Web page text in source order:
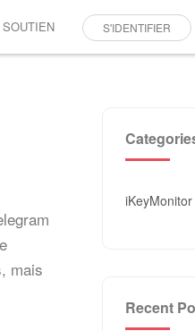
SOUTIEN S'IDENTIFIER
mais
iKeyMonitor
Recent